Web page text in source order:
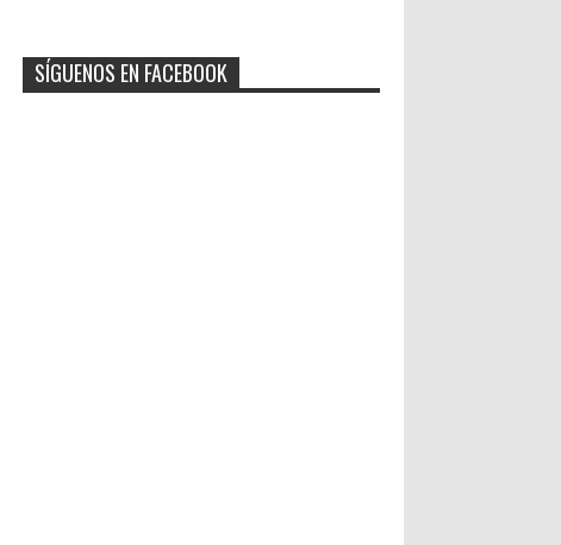
SÍGUENOS EN FACEBOOK